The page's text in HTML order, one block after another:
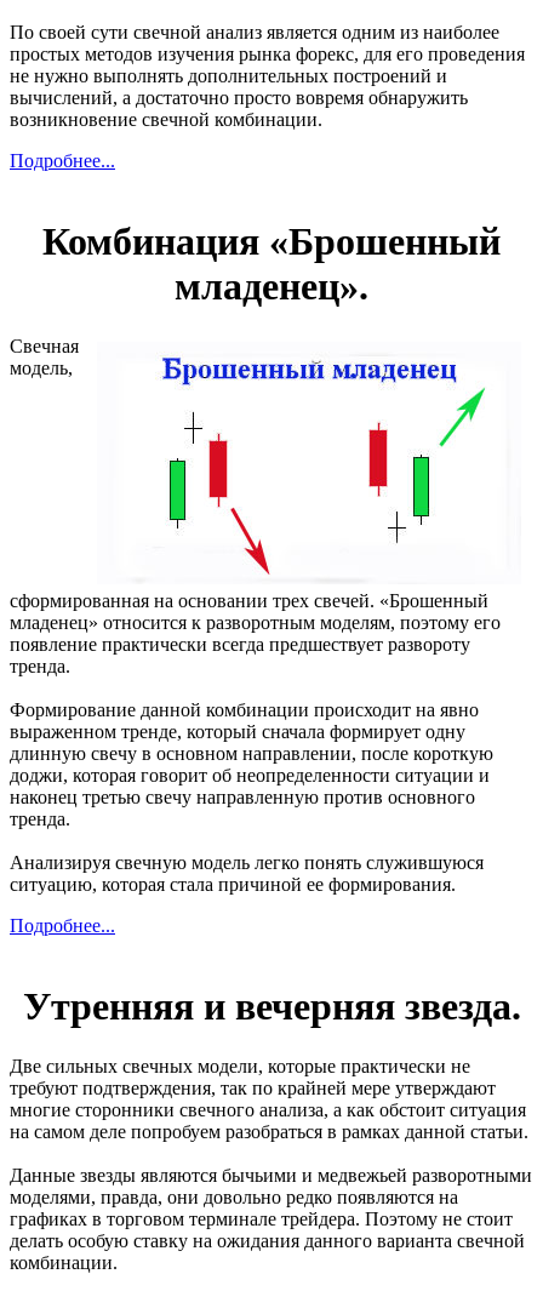
По своей сути свечной анализ является одним из наиболее
простых методов изучения рынка форекс, для его проведения
не нужно выполнять дополнительных построений и
вычислений, а достаточно просто вовремя обнаружить
возникновение свечной комбинации.
Подробнее...
Комбинация «Брошенный
младенец».
Свечная
модель,
сформированная на основании трех свечей. «Брошенный
младенец» относится к разворотным моделям, поэтому его
появление практически всегда предшествует развороту
тренда.
Формирование данной комбинации происходит на явно
выраженном тренде, который сначала формирует одну
длинную свечу в основном направлении, после короткую
доджи, которая говорит об неопределенности ситуации и
наконец третью свечу направленную против основного
тренда.
Анализируя свечную модель легко понять служившуюся
ситуацию, которая стала причиной ее формирования.
Подробнее...
Утренняя и вечерняя звезда.
Две сильных свечных модели, которые практически не
требуют подтверждения, так по крайней мере утверждают
многие сторонники свечного анализа, а как обстоит ситуация
на самом деле попробуем разобраться в рамках данной статьи.
Данные звезды являются бычьими и медвежьей разворотными
моделями, правда, они довольно редко появляются на
графиках в торговом терминале трейдера. Поэтому не стоит
делать особую ставку на ожидания данного варианта свечной
комбинации.